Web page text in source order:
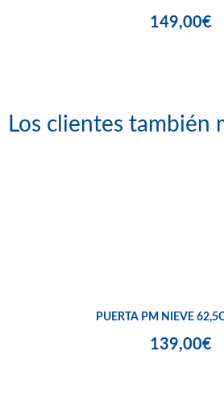
149,00€
Los clientes también
PUERTA PM NIEVE
139,00€